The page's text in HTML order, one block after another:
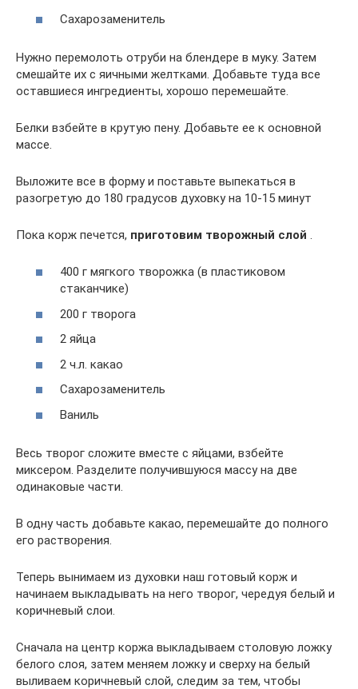
Сахарозаменитель
Нужно перемолоть отруби на блендере в муку. Затем
смешайте их с яичными желтками. Добавьте туда все
оставшиеся ингредиенты, хорошо перемешайте.
Белки взбейте в крутую пену. Добавьте ее к основной
массе.
Выложите все в форму и поставьте выпекаться в
разогретую до 180 градусов духовку на 10-15 минут
Пока корж печется, приготовим творожный слой .
400 г мягкого творожка (в пластиковом
стаканчике)
200 г творога
2 яйца
2 ч.л. какао
Сахарозаменитель
Ваниль
Весь творог сложите вместе с яйцами, взбейте
миксером. Разделите получившуюся массу на две
одинаковые части.
В одну часть добавьте какао, перемешайте до полного
его растворения.
Теперь вынимаем из духовки наш готовый корж и
начинаем выкладывать на него творог, чередуя белый и
коричневый слои.
Сначала на центр коржа выкладываем столовую ложку
белого слоя, затем меняем ложку и сверху на белый
выливаем коричневый слой, следим за тем, чтобы